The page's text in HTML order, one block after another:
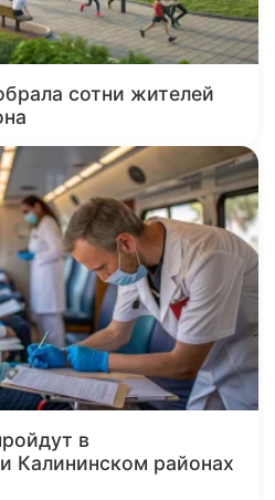
сотни жителей
в
Калининском районах